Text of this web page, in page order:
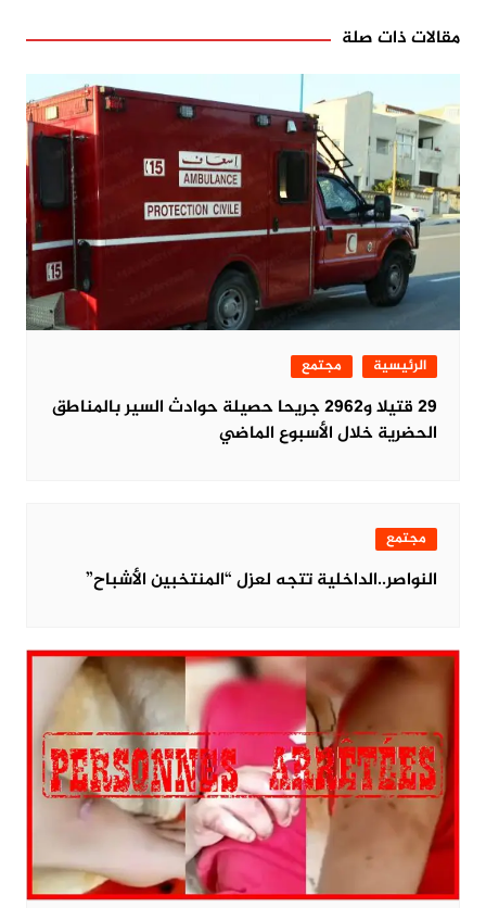
مقالات ذات صلة
الرئيسية مجتمع
29 قتيلا و2962 جريحا حصيلة حوادث السير بالمناطق
الحضرية خلال الأسبوع الماضي
مجتمع
النواصر..الداخلية تتجه لعزل “المنتخبين الأشباح”